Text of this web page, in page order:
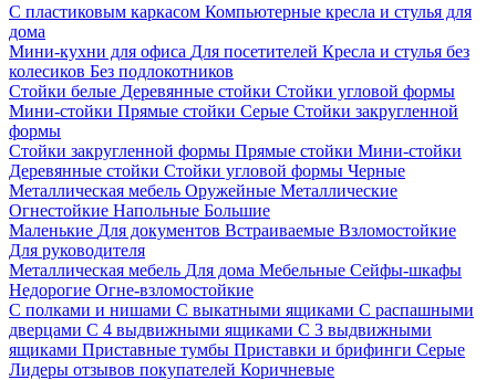
С пластиковым каркасом Компьютерные кресла и стулья для
дома
Мини-кухни для офиса Для посетителей Кресла и стулья без
колесиков Без подлокотников
Стойки белые Деревянные стойки Стойки угловой формы
Мини-стойки Прямые стойки Серые Стойки закругленной
формы
Стойки закругленной формы Прямые стойки Мини-стойки
Деревянные стойки Стойки угловой формы Черные
Металлическая мебель Оружейные Металлические
Огнестойкие Напольные Большие
Маленькие Для документов Встраиваемые Взломостойкие
Для руководителя
Металлическая мебель Для дома Мебельные Сейфы-шкафы
Недорогие Огне-взломостойкие
С полками и нишами С выкатными ящиками С распашными
дверцами С 4 выдвижными ящиками С 3 выдвижными
ящиками Приставные тумбы Приставки и брифинги Серые
Лидеры отзывов покупателей Коричневые